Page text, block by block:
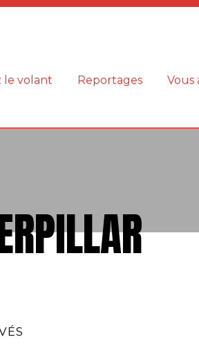
le volant Reportages Vous